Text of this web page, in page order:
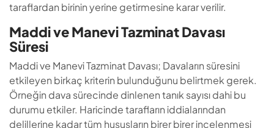
delillerine kadar tüm hususların birer birer incelenmesi
Yine kusur tespitinden maluliyet oranına kadar birden
fazla unsur göz önünde bulundurulur. Neticesinde:
Birkaç aşama üzerinden tazminat hesaplaması yapılır.
Ortalama 1 – 2 sene içerisinde davanın sonuçlanması
beklenir.